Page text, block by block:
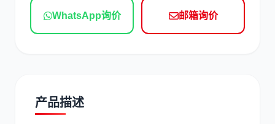
WhatsApp询价 邮箱询价
产品描述